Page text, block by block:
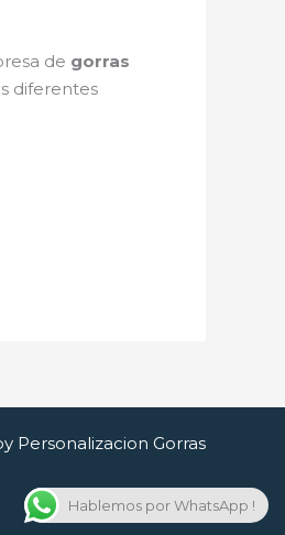
de gorras
diferentes
Personalizacion Gorras
Hablemos por WhatsApp !